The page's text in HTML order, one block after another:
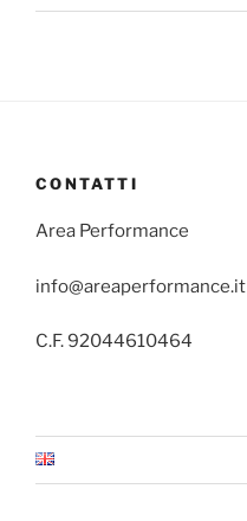
CONTATTI
Area Performance
info@areaperformance.it
C.F. 92044610464